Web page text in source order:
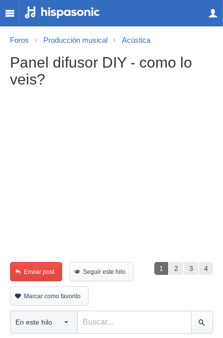
Foros Producción musical Acústica
Panel difusor DIY - como lo
veis?
1 2 3 4
Enviar post Seguir este hilo
Marcar como favorito